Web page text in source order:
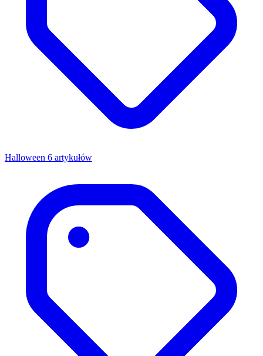
Halloween 6 artykułów